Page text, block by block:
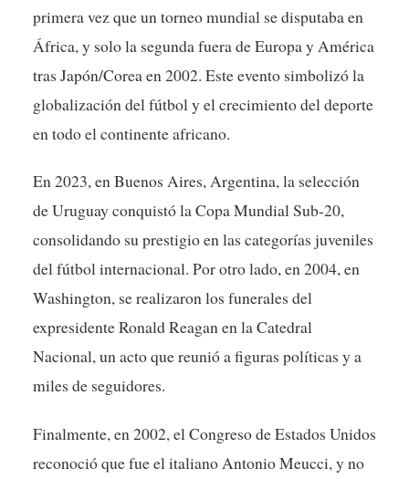
primera vez que un torneo mundial se disputaba en
África, y solo la segunda fuera de Europa y América
tras Japón/Corea en 2002. Este evento simbolizó la
globalización del fútbol y el crecimiento del deporte
en todo el continente africano.
En 2023, en Buenos Aires, Argentina, la selección
de Uruguay conquistó la Copa Mundial Sub-20,
consolidando su prestigio en las categorías juveniles
del fútbol internacional. Por otro lado, en 2004, en
Washington, se realizaron los funerales del
expresidente Ronald Reagan en la Catedral
Nacional, un acto que reunió a figuras políticas y a
miles de seguidores.
Finalmente, en 2002, el Congreso de Estados Unidos
reconoció que fue el italiano Antonio Meucci, y no